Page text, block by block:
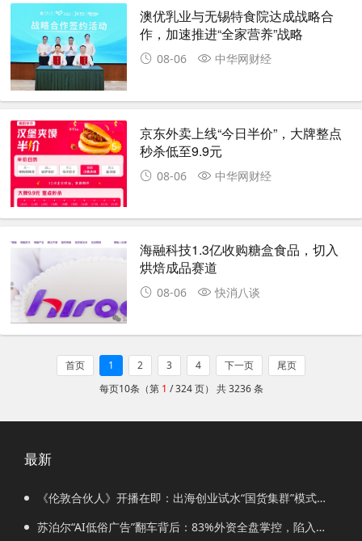
澳优乳业与无锡特食院达成战略合
作，加速推进“全家营养”战略
08-06 中华网财经
京东外卖上线“今日半价”，大牌整点
秒杀低至9.9元
08-06 中华网财经
海融科技1.3亿收购糖盒食品，切入
烘焙成品赛道
08-06 快消八谈
首页 1 2 3 4 下一页
尾页
每页10条（第 1 / 324 页） 共 3236 条
最新
《伦敦合伙人》开播在即：出海创业试水“国货集群”模式，
带动入境消费反向种草
苏泊尔“AI低俗广告”翻车背后：83%外资全盘掌控，陷入流